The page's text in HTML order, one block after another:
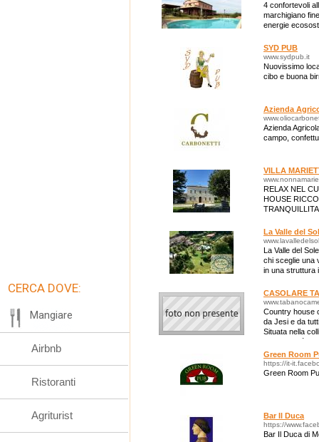
4 confortevoli
marchigiano
energie
SYD PUB
www.sydpub.it
Nuovissimo
cibo e buona
Azienda
Azienda
campo,
VILLA
RELAX NEL
HOUSE
CAMERE
La Valle del
La Valle del
chi sceglie una
in una struttura
CASOLARE
Country house
da Jesi e da
Situata nella
ristoranti più
Green Room
https://it-
Green Room
Bar Il Duca
https://
Bar Il Duca di
CERCA DOVE:
Mangiare
Airbnb
Ristoranti
Agriturist